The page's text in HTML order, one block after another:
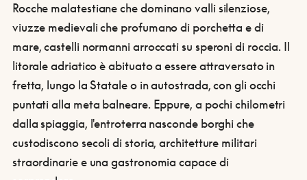
Rocche malatestiane che dominano valli silenziose,
viuzze medievali che profumano di porchetta e di
mare, castelli normanni arroccati su speroni di roccia. Il
litorale adriatico è abituato a essere attraversato in
fretta, lungo la Statale o in autostrada, con gli occhi
puntati alla meta balneare. Eppure, a pochi chilometri
dalla spiaggia, l'entroterra nasconde borghi che
custodiscono secoli di storia, architetture militari
straordinarie e una gastronomia capace di